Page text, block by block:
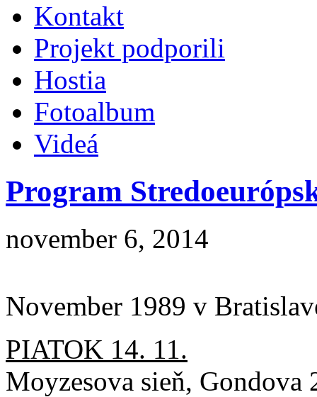
Kontakt
Projekt podporili
Hostia
Fotoalbum
Videá
Program
november 6, 2014
November 1989 v
PIATOK 14. 11.
Moyzesova sieň, Gondova